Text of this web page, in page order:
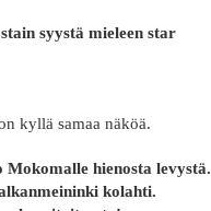
syystä mieleen star
kyllä samaa näköä.
hienosta levystä.
kolahti.